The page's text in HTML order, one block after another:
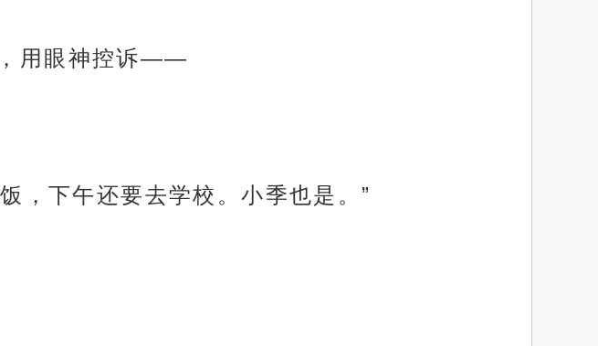
，用眼神控诉——
，下午还要去学校。小季也是。”